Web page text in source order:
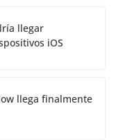
llegar
iOS
llega finalmente